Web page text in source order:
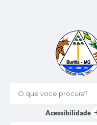
O que voce procura?
Acessibilidade